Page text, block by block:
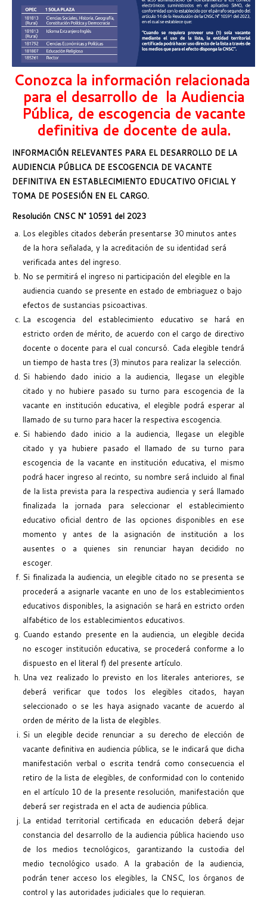
Conozca la información relacionada
para el desarrollo de la Audiencia
Pública, de escogencia de vacante
definitiva de docente de aula.
INFORMACIÓN RELEVANTES PARA EL DESARROLLO DE LA
AUDIENCIA PÚBLICA DE ESCOGENCIA DE VACANTE
DEFINITIVA EN ESTABLECIMIENTO EDUCATIVO OFICIAL Y
TOMA DE POSESIÓN EN EL CARGO.
Resolución CNSC N° 10591 del 2023
Los elegibles citados deberán presentarse 30 minutos antes
de la hora señalada, y la acreditación de su identidad será
verificada antes del ingreso.
No se permitirá el ingreso ni participación del elegible en la
audiencia cuando se presente en estado de embriaguez o bajo
efectos de sustancias psicoactivas.
La escogencia del establecimiento educativo se hará en
estricto orden de mérito, de acuerdo con el cargo de directivo
docente o docente para el cual concursó. Cada elegible tendrá
un tiempo de hasta tres (3) minutos para realizar la selección.
Si habiendo dado inicio a la audiencia, llegase un elegible
citado y no hubiere pasado su turno para escogencia de la
vacante en institución educativa, el elegible podrá esperar al
llamado de su turno para hacer la respectiva escogencia.
Si habiendo dado inicio a la audiencia, llegase un elegible
citado y ya hubiere pasado el llamado de su turno para
escogencia de la vacante en institución educativa, el mismo
podrá hacer ingreso al recinto, su nombre será incluido al final
de la lista prevista para la respectiva audiencia y será llamado
finalizada la jornada para seleccionar el establecimiento
educativo oficial dentro de las opciones disponibles en ese
momento y antes de la asignación de institución a los
ausentes o a quienes sin renunciar hayan decidido no
escoger.
Si finalizada la audiencia, un elegible citado no se presenta se
procederá a asignarle vacante en uno de los establecimientos
educativos disponibles, la asignación se hará en estricto orden
alfabético de los establecimientos educativos.
Cuando estando presente en la audiencia, un elegible decida
no escoger institución educativa, se procederá conforme a lo
dispuesto en el literal f) del presente artículo.
Una vez realizado lo previsto en los literales anteriores, se
deberá verificar que todos los elegibles citados, hayan
seleccionado o se les haya asignado vacante de acuerdo al
orden de mérito de la lista de elegibles.
Si un elegible decide renunciar a su derecho de elección de
vacante definitiva en audiencia pública, se le indicará que dicha
manifestación verbal o escrita tendrá como consecuencia el
retiro de la lista de elegibles, de conformidad con lo contenido
en el artículo 10 de la presente resolución, manifestación que
deberá ser registrada en el acta de audiencia pública.
La entidad territorial certificada en educación deberá dejar
constancia del desarrollo de la audiencia pública haciendo uso
de los medios tecnológicos, garantizando la custodia del
medio tecnológico usado. A la grabación de la audiencia,
podrán tener acceso los elegibles, la CNSC, los órganos de
control y las autoridades judiciales que lo requieran.